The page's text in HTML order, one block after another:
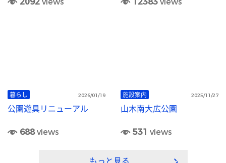
暮らし 2026/01/19
公園遊具リニューアル
688views
施設案内 2025/11/27
山木南大広公園
531 views